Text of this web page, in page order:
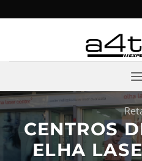
al
CENTROS
ELHA